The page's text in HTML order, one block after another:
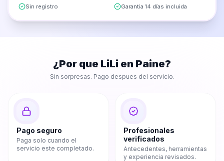
Sin registro
Garantia 14 días incluida
¿Por que LiLi en Paine?
Sin sorpresas. Pago despues del servicio.
Pago seguro
Paga solo cuando el
servicio este completado.
Profesionales
verificados
Antecedentes, herramientas
y experiencia revisados.